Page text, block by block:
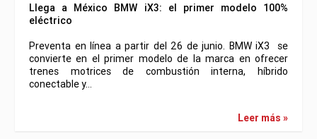
Llega a México BMW iX3: el primer modelo 100%
eléctrico
Preventa en línea a partir del 26 de junio. BMW iX3 se
convierte en el primer modelo de la marca en ofrecer
trenes motrices de combustión interna, híbrido
conectable y…
Leer más »